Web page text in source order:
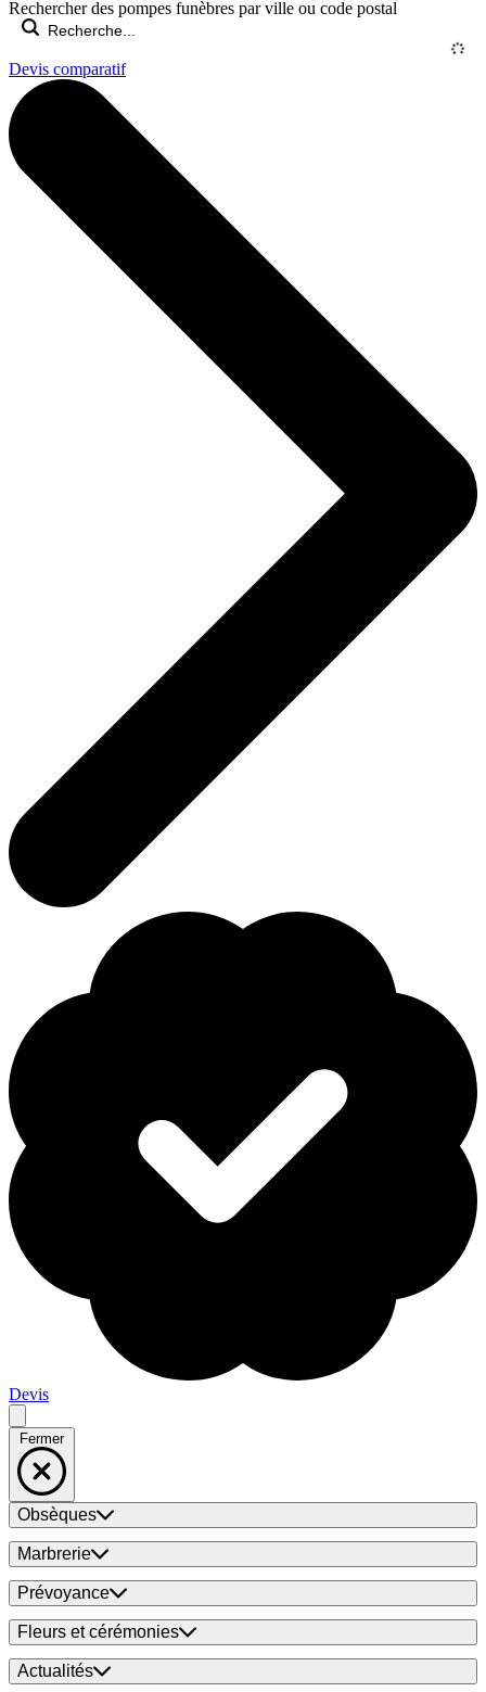
Rechercher des pompes funèbres par ville ou code postal
Devis comparatif
Devis
Fermer
Obsèques
Marbrerie
Prévoyance
Fleurs et cérémonies
Actualités